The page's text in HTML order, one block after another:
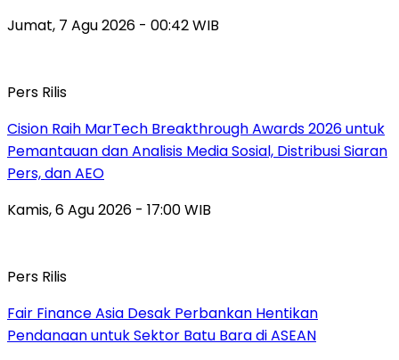
Jumat, 7 Agu 2026 - 00:42 WIB
Pers Rilis
Cision Raih MarTech Breakthrough Awards 2026 untuk
Pemantauan dan Analisis Media Sosial, Distribusi Siaran
Pers, dan AEO
Kamis, 6 Agu 2026 - 17:00 WIB
Pers Rilis
Fair Finance Asia Desak Perbankan Hentikan
Pendanaan untuk Sektor Batu Bara di ASEAN